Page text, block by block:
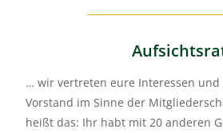
… wir vertreten eure Interessen und
Vorstand im Sinne der
heißt das: Ihr habt mit 20 anderen